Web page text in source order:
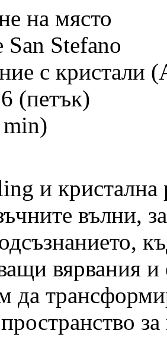
на място
San Stefano
с кристали
(петък)
и кристална
вълни,
вярвания
да